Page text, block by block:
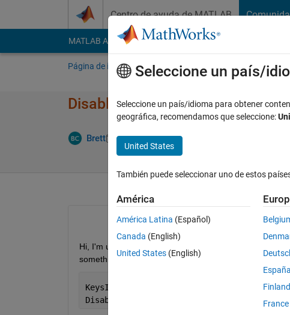
Centro de ayuda de MATLAB
MATLAB Answers File Exchange Cody
Página de inicio Preguntar
Disable all Keys Except...
Brett 4 Dic. 2012 3 Respuestas
Hi, I'm using psychtoolbox and I want to deactivate
something like this:
KeysIWantDisable = [4 7 8]
% 4 5 7
DisableKeysForKbCheck(KeysIWantDisable)
Seleccione un país/
Seleccione un país/idioma para obtener
geográfica, recomendamos que seleccione:
United States
También puede seleccionar uno de estos
América
América Latina (Español)
Canada (English)
United States (English)
España
Finland
France